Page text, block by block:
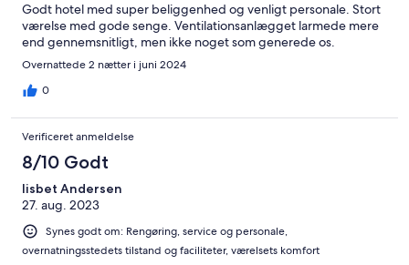
Godt hotel med super beliggenhed og venligt personale. Stort
værelse med gode senge. Ventilationsanlægget larmede mere
end gennemsnitligt, men ikke noget som generede os.
Overnattede 2 nætter i juni 2024
0
Verificeret anmeldelse
8/10 Godt
lisbet Andersen
27. aug. 2023
Synes godt om: Rengøring, service og personale,
overnatningsstedets tilstand og faciliteter, værelsets komfort